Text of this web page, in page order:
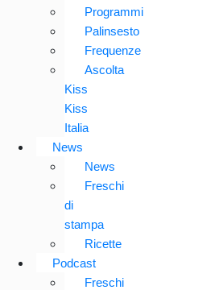
Programmi
Palinsesto
Frequenze
Ascolta
Kiss
Kiss
Italia
News
News
Freschi
di
stampa
Ricette
Podcast
Freschi